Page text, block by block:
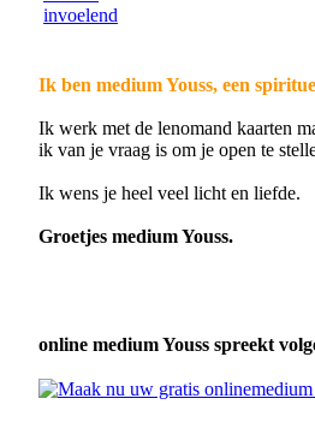
Ik ben medium Youss, een
Ik werk met de lenomand kaarten
ik van je vraag is om je open te
Ik wens je heel veel licht en liefde.
Groetjes medium Youss.
online medium Youss spreekt